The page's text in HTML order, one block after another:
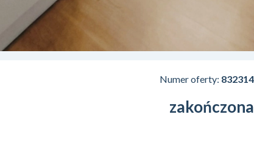
Numer oferty: 832314
zakończona